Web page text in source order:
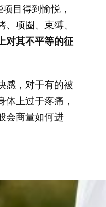
目得到愉悦，
、项圈、束缚、
对其不平等的征
感，对于有的被
体上过于疼痛，
会商量如何进